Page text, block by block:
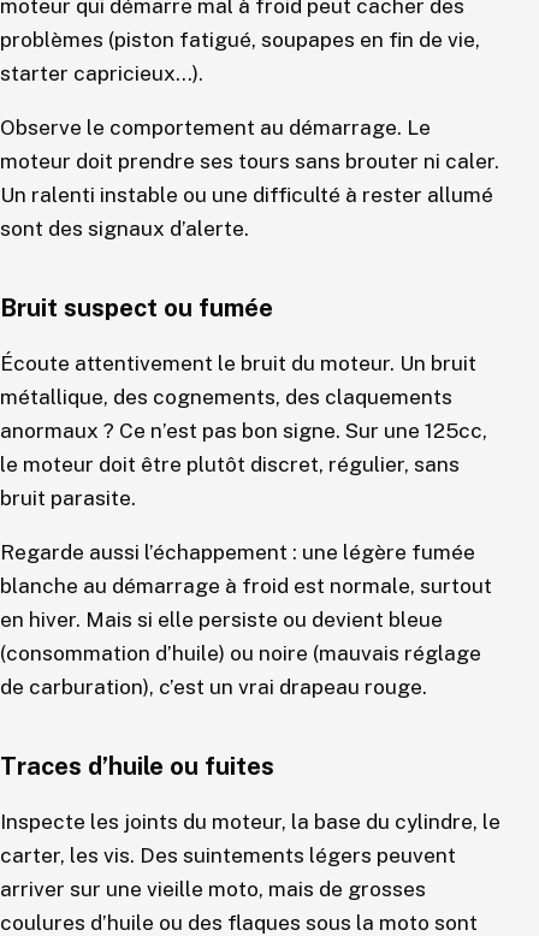
moteur qui démarre mal à froid peut cacher des
problèmes (piston fatigué, soupapes en fin de vie,
starter capricieux…).
Observe le comportement au démarrage. Le
moteur doit prendre ses tours sans brouter ni caler.
Un ralenti instable ou une difficulté à rester allumé
sont des signaux d’alerte.
Bruit suspect ou fumée
Écoute attentivement le bruit du moteur. Un bruit
métallique, des cognements, des claquements
anormaux ? Ce n’est pas bon signe. Sur une 125cc,
le moteur doit être plutôt discret, régulier, sans
bruit parasite.
Regarde aussi l’échappement : une légère fumée
blanche au démarrage à froid est normale, surtout
en hiver. Mais si elle persiste ou devient bleue
(consommation d’huile) ou noire (mauvais réglage
de carburation), c’est un vrai drapeau rouge.
Traces d’huile ou fuites
Inspecte les joints du moteur, la base du cylindre, le
carter, les vis. Des suintements légers peuvent
arriver sur une vieille moto, mais de grosses
coulures d’huile ou des flaques sous la moto sont